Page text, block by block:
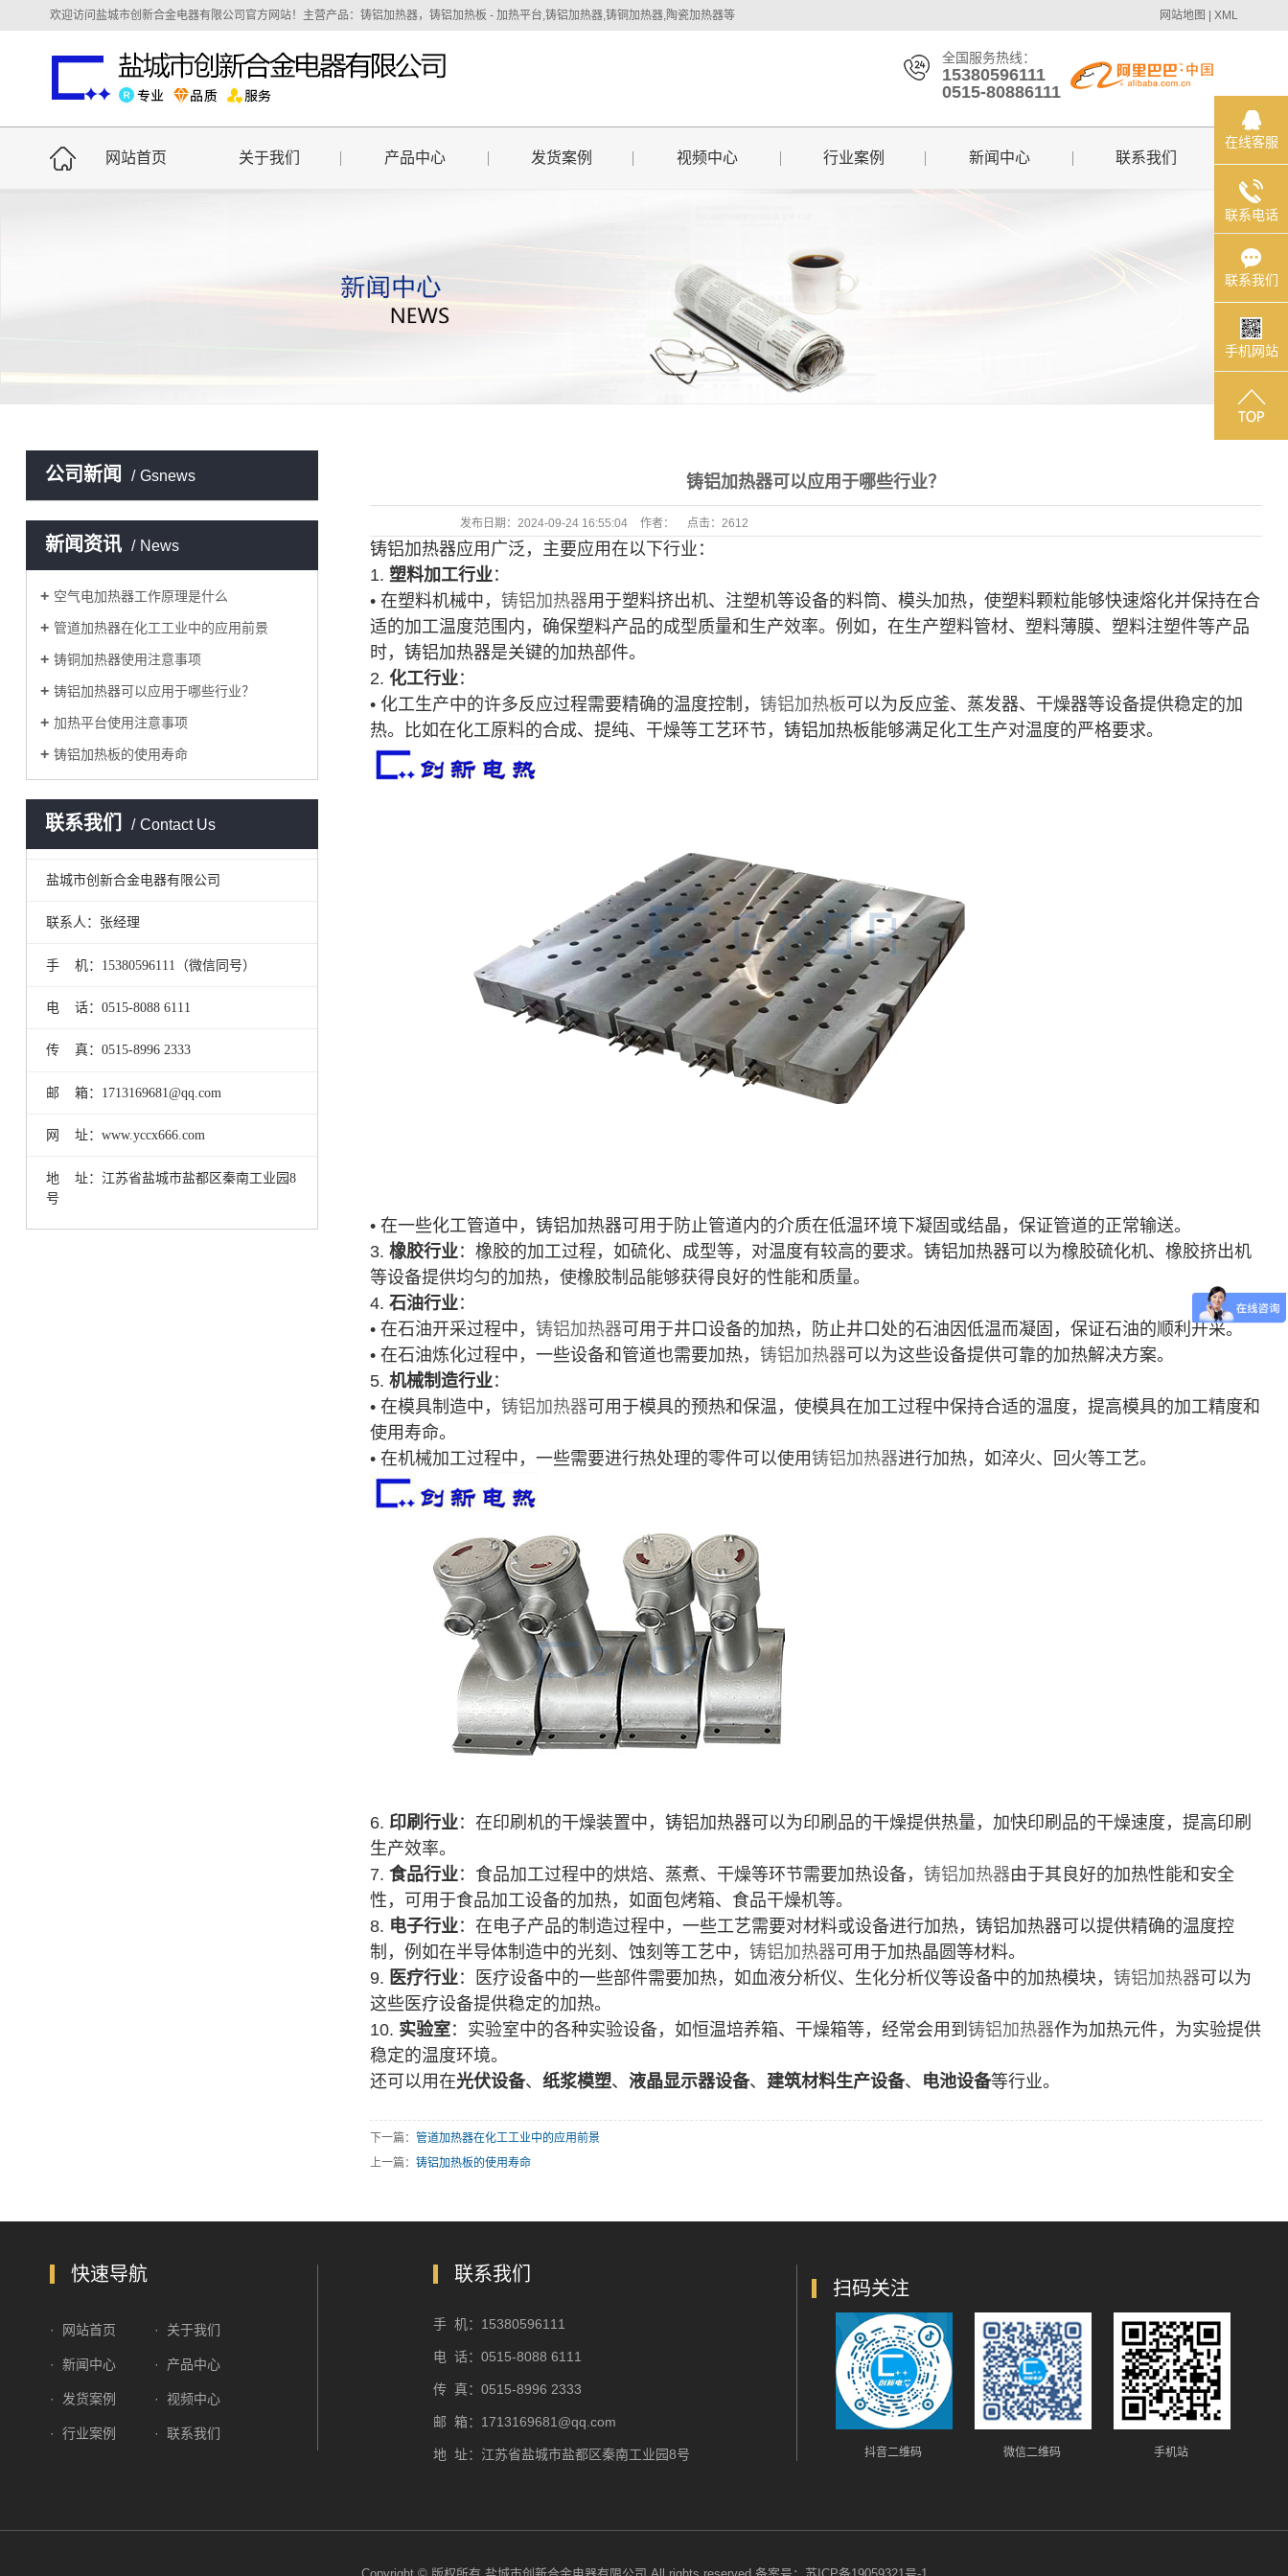
欢迎访问盐城市创新合金电器有限公司官方网站！主营产品：铸铝加热器，铸铝加热板 - 加热平台,铸铝加热器,铸铜加热器,陶瓷加热器等 网站地图 XML
全国服务热线：
15380596111
0515-80886111
网站首页 关于我们 产品中心 发货案例 视频中心 行业案例 新闻中心 联系我们
公司新闻 Gsnews
新闻资讯 News
空气电加热器工作原理是什么
管道加热器在化工工业中的应用前景
铸铜加热器使用注意事项
铸铝加热器可以应用于哪些行业？
加热平台使用注意事项
铸铝加热板的使用寿命
联系我们 Contact Us
盐城市创新合金电器有限公司
联系人：张经理
手 机：15380596111（微信同号）
电 话：0515-8088 6111
传 真：0515-8996 2333
邮 箱：1713169681@qq.com
网 址：www.yccx666.com
地 址：江苏省盐城市盐都区秦南工业园8
号
铸铝加热器可以应用于哪些行业？
发布日期： 2024-09-24 16:55:04 作者： 点击： 2612
铸铝加热器应用广泛，主要应用在以下行业：
1. 塑料加工行业：
• 在塑料机械中， 铸铝加热器用于塑料挤出机、注塑机等设备的料筒、模头加热，使塑料颗粒能够快速熔化并保持在合
适的加工温度范围内，确保塑料产品的成型质量和生产效率。例如，在生产塑料管材、塑料薄膜、塑料注塑件等产品
时，铸铝加热器是关键的加热部件。
2. 化工行业：
• 化工生产中的许多反应过程需要精确的温度控制， 铸铝加热板可以为反应釜、蒸发器、干燥器等设备提供稳定的加
热。比如在化工原料的合成、提纯、干燥等工艺环节，铸铝加热板能够满足化工生产对温度的严格要求。
• 在一些化工管道中， 铸铝加热器可用于防止管道内的介质在低温环境下凝固或结晶，保证管道的正常输送。
3. 橡胶行业：橡胶的加工过程，如硫化、成型等，对温度有较高的要求。 铸铝加热器可以为橡胶硫化机、橡胶挤出机
等设备提供均匀的加热，使橡胶制品能够获得良好的性能和质量。
4. 石油行业：
• 在石油开采过程中， 铸铝加热器可用于井口设备的加热，防止井口处的石油因低温而凝固，保证石油的顺利开采。
• 在石油炼化过程中，一些设备和管道也需要加热， 铸铝加热器可以为这些设备提供可靠的加热解决方案。
5. 机械制造行业：
• 在模具制造中， 铸铝加热器可用于模具的预热和保温，使模具在加工过程中保持合适的温度，提高模具的加工精度和
使用寿命。
• 在机械加工过程中，一些需要进行热处理的零件可以使用铸铝加热器进行加热，如淬火、回火等工艺。
6. 印刷行业：在印刷机的干燥装置中， 铸铝加热器可以为印刷品的干燥提供热量，加快印刷品的干燥速度，提高印刷
生产效率。
7. 食品行业：食品加工过程中的烘焙、蒸煮、干燥等环节需要加热设备， 铸铝加热器由于其良好的加热性能和安全
性，可用于食品加工设备的加热，如面包烤箱、食品干燥机等。
8. 电子行业：在电子产品的制造过程中，一些工艺需要对材料或设备进行加热， 铸铝加热器可以提供精确的温度控
制，例如在半导体制造中的光刻、蚀刻等工艺中， 铸铝加热器可用于加热晶圆等材料。
9. 医疗行业：医疗设备中的一些部件需要加热，如血液分析仪、生化分析仪等设备中的加热模块， 铸铝加热器可以为
这些医疗设备提供稳定的加热。
10. 实验室：实验室中的各种实验设备，如恒温培养箱、干燥箱等，经常会用到 铸铝加热器作为加热元件，为实验提供
稳定的温度环境。
还可以用在光伏设备、 纸浆模塑、 液晶显示器设备、 建筑材料生产设备、 电池设备等行业。
下一篇： 管道加热器在化工工业中的应用前景
上一篇： 铸铝加热板的使用寿命
快速导航
· 网站首页 · 关于我们
· 新闻中心 · 产品中心
· 发货案例 · 视频中心
· 行业案例 · 联系我们
联系我们
手 机：15380596111
电 话：0515-8088 6111
传 真：0515-8996 2333
邮 箱：1713169681@qq.com
地 址：江苏省盐城市盐都区秦南工业园8号
扫码关注
抖音二维码 微信二维码 手机站
在线客服
联系电话
联系我们
手机网站